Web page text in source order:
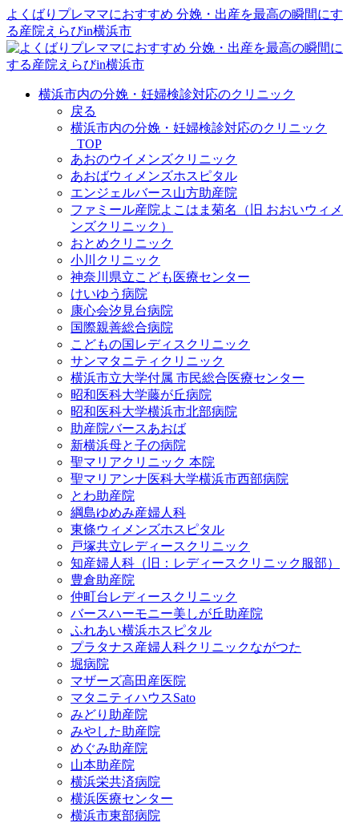
よくばりプレママにおすすめ 分娩・出産を最高の瞬間にす
る産院えらびin横浜市
横浜市内の分娩・妊婦検診対応のクリニック
戻る
横浜市内の分娩・妊婦検診対応のクリニック
_TOP
あおのウイメンズクリニック
あおばウィメンズホスピタル
エンジェルバース山方助産院
ファミール産院よこはま菊名（旧 おおいウィメ
ンズクリニック）
おとめクリニック
小川クリニック
神奈川県立こども医療センター
けいゆう病院
康心会汐見台病院
国際親善総合病院
こどもの国レディスクリニック
サンマタニティクリニック
横浜市立大学付属 市民総合医療センター
昭和医科大学藤が丘病院
昭和医科大学横浜市北部病院
助産院バースあおば
新横浜母と子の病院
聖マリアクリニック 本院
聖マリアンナ医科大学横浜市西部病院
とわ助産院
綱島ゆめみ産婦人科
東條ウィメンズホスピタル
戸塚共立レディースクリニック
知産婦人科（旧：レディースクリニック服部）
豊倉助産院
仲町台レディースクリニック
バースハーモニー美しが丘助産院
ふれあい横浜ホスピタル
プラタナス産婦人科クリニックながつた
堀病院
マザーズ高田産医院
マタニティハウスSato
みどり助産院
みやした助産院
めぐみ助産院
山本助産院
横浜栄共済病院
横浜医療センター
横浜市東部病院